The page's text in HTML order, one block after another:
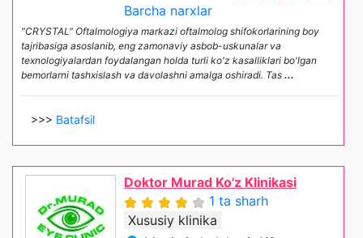
Barcha narxlar
"CRYSTAL" Oftalmologiya markazi oftalmolog shifokorlarining boy
tajribasiga asoslanib, eng zamonaviy asbob-uskunalar va
texnologiyalardan foydalangan holda turli ko'z kasalliklari bo'lgan
bemorlarni tashxislash va davolashni amalga oshiradi. Tas ...
>>> Batafsil
Doktor Murad Ko'z Klinikasi
1 ta sharh
Xususiy klinika